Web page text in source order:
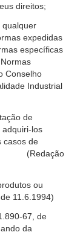
direitos;
qualquer
expedidas
específicas
Conselho
Industrial
de
adquiri-los
casos de
(Redação
ou
11.6.1994)
67, de
da